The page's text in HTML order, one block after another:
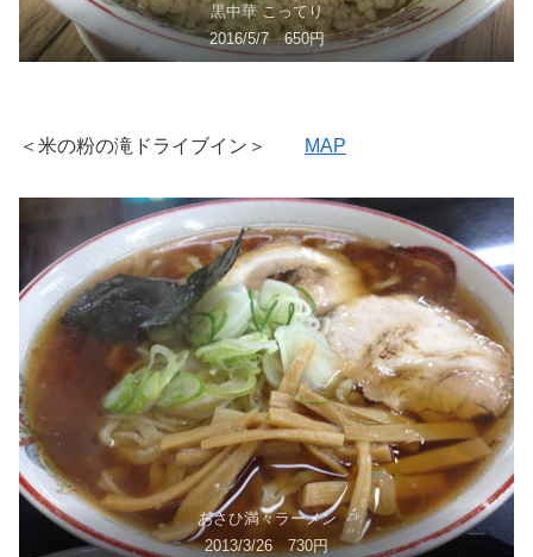
黒中華 こってり
2016/5/7 650円
＜米の粉の滝ドライブイン＞ MAP
あさひ満々ラーメン
2013/3/26 730円